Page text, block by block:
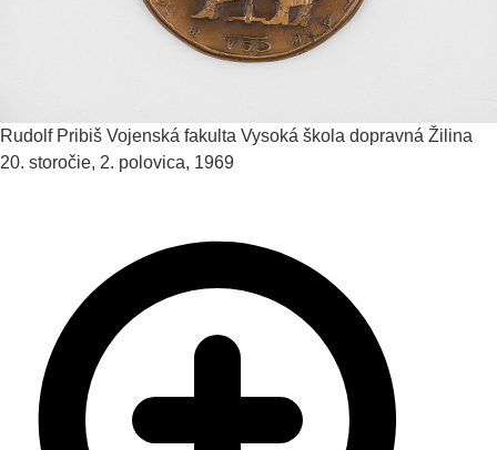
Rudolf Pribiš Vojenská fakulta Vysoká škola dopravná Žilina
20. storočie, 2. polovica, 1969